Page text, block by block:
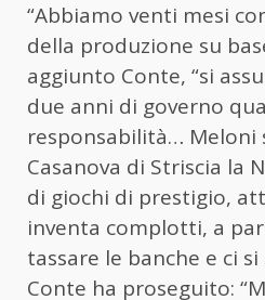
“Abbiamo venti mesi
della produzione su
aggiunto Conte, “si
due anni di governo
responsabilità… Meloni
Casanova di Striscia la
di giochi di prestigio,
inventa complotti, a
tassare le banche e ci
Conte ha proseguito: